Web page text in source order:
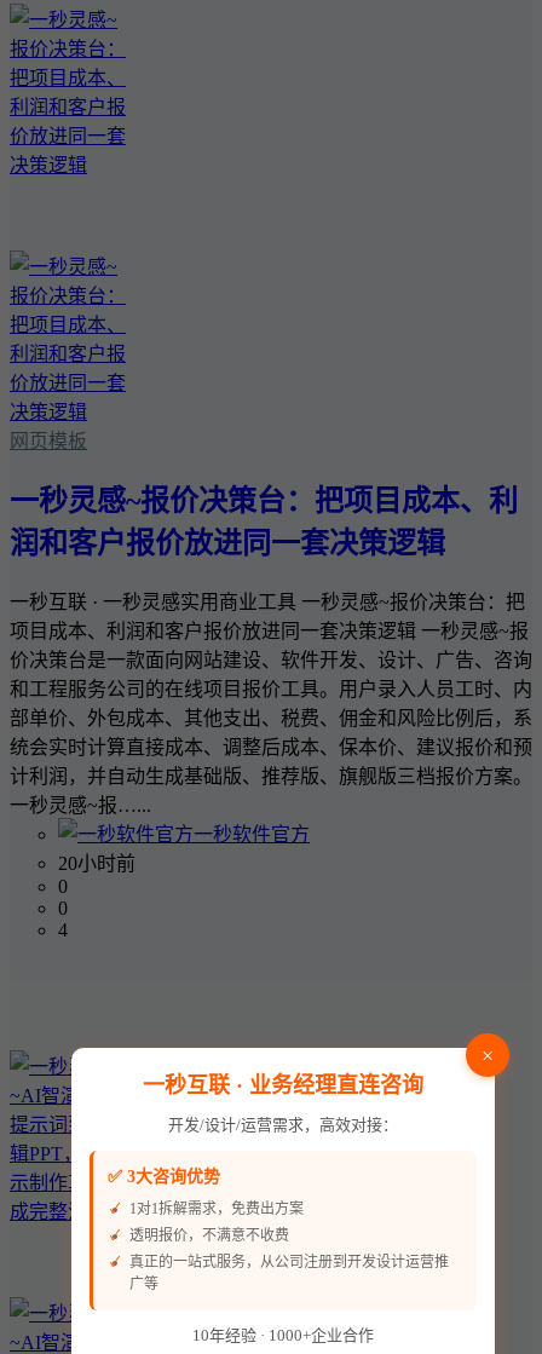
网页模板
一秒灵感~报价决策台：把项目成本、利
润和客户报价放进同一套决策逻辑
一秒互联 · 一秒灵感实用商业工具 一秒灵感~报价决策台：把
项目成本、利润和客户报价放进同一套决策逻辑 一秒灵感~报
价决策台是一款面向网站建设、软件开发、设计、广告、咨询
和工程服务公司的在线项目报价工具。用户录入人员工时、内
部单价、外包成本、其他支出、税费、佣金和风险比例后，系
统会实时计算直接成本、调整后成本、保本价、建议报价和预
计利润，并自动生成基础版、推荐版、旗舰版三档报价方案。
一秒灵感~报…...
一秒软件官方
20小时前
0
0
4
×
一秒互联 · 业务经理直连咨询
开发/设计/运营需求，高效对接：
✅ 3大咨询优势
1对1拆解需求，免费出方案
透明报价，不满意不收费
真正的一站式服务，从公司注册到开发设计运营推
广等
10年经验 · 1000+企业合作